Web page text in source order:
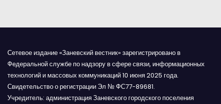
м
Сетевое издание «Заневский вестник» зарегистрировано в
Федеральной службе по надзору в сфере связи, информационных
технологий и массовых коммуникаций 10 июня 2025 года.
Свидетельство о регистрации Эл № ФС77-89681.
Учредитель: администрация Заневского городского поселения